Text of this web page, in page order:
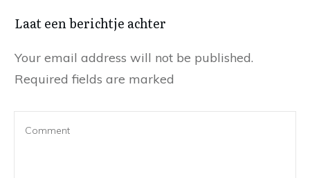
Laat een berichtje achter
Your email address will not be published.
Required fields are marked